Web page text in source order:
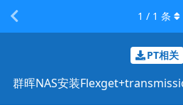
PT相关
群晖NAS安装
1 / 1 条